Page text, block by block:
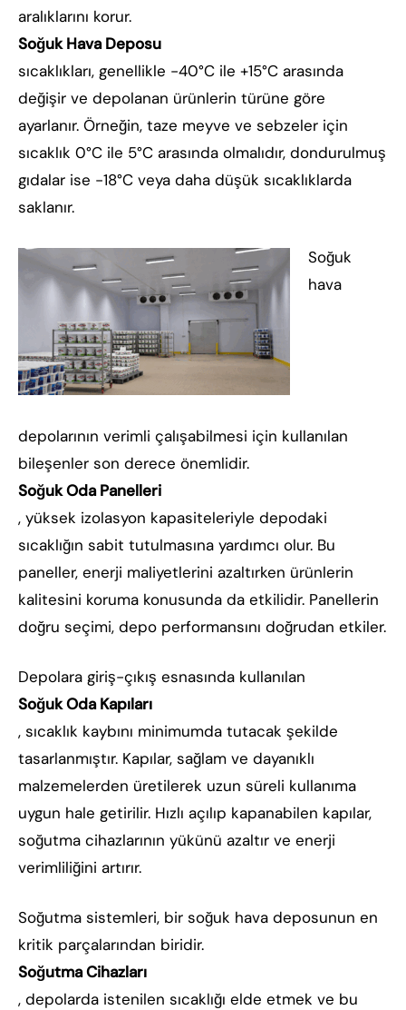
aralıklarını korur.
Soğuk Hava Deposu
sıcaklıkları, genellikle -40°C ile +15°C arasında
değişir ve depolanan ürünlerin türüne göre
ayarlanır. Örneğin, taze meyve ve sebzeler için
sıcaklık 0°C ile 5°C arasında olmalıdır, dondurulmuş
gıdalar ise -18°C veya daha düşük sıcaklıklarda
saklanır.
Soğuk
hava
depolarının verimli çalışabilmesi için kullanılan
bileşenler son derece önemlidir.
Soğuk Oda Panelleri
, yüksek izolasyon kapasiteleriyle depodaki
sıcaklığın sabit tutulmasına yardımcı olur. Bu
paneller, enerji maliyetlerini azaltırken ürünlerin
kalitesini koruma konusunda da etkilidir. Panellerin
doğru seçimi, depo performansını doğrudan etkiler.
Depolara giriş-çıkış esnasında kullanılan
Soğuk Oda Kapıları
, sıcaklık kaybını minimumda tutacak şekilde
tasarlanmıştır. Kapılar, sağlam ve dayanıklı
malzemelerden üretilerek uzun süreli kullanıma
uygun hale getirilir. Hızlı açılıp kapanabilen kapılar,
soğutma cihazlarının yükünü azaltır ve enerji
verimliliğini artırır.
Soğutma sistemleri, bir soğuk hava deposunun en
kritik parçalarından biridir.
Soğutma Cihazları
, depolarda istenilen sıcaklığı elde etmek ve bu